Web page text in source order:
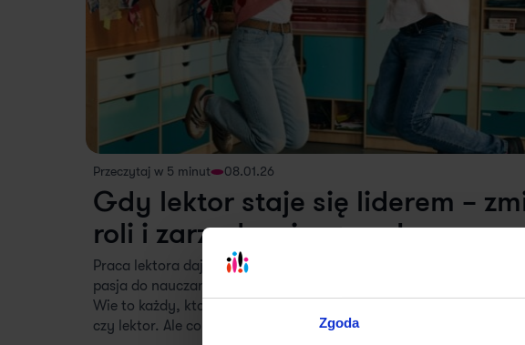
Zgoda
Przeczytaj w 5 minut 08.01.26
Gdy lektor staje się liderem –
roli i zarządzanie zespołem
Praca lektora daje ogromną satysfakcję – codzienny kontakt z
pasja do nauczania to nie tylko sposób na zarobek, ale swego
Wie to każdy, kto ma doświadczenie jako nauczyciel w szkole,
czy lektor. Ale co, jeśli zaczynasz czuć, że czas na więcej?